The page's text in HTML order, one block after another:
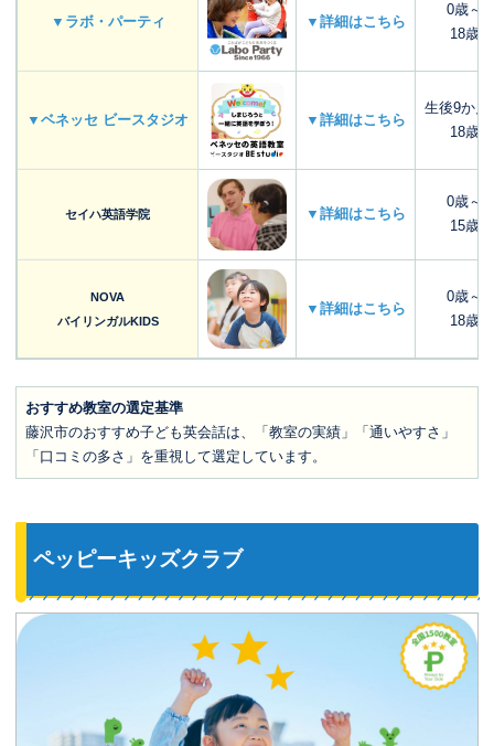
▼ラボ・パーティ ▼詳細はこちら
0歳～
18歳
▼ベネッセ ビースタジオ ▼詳細はこちら
生後9か月
18歳
セイハ英語学院 ▼詳細はこちら
0歳～
15歳
NOVA
バイリンガルKIDS
▼詳細はこちら
0歳～
18歳
おすすめ教室の選定基準
藤沢市のおすすめ子ども英会話は、「教室の実績」「通いやすさ」
「口コミの多さ」を重視して選定しています。
ペッピーキッズクラブ